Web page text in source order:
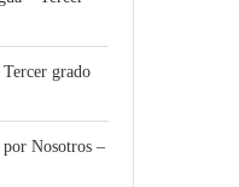
grado
Nosotros –